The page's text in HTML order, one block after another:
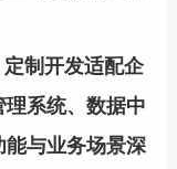
制开发适配企
系统、数据中
能与业务场景深